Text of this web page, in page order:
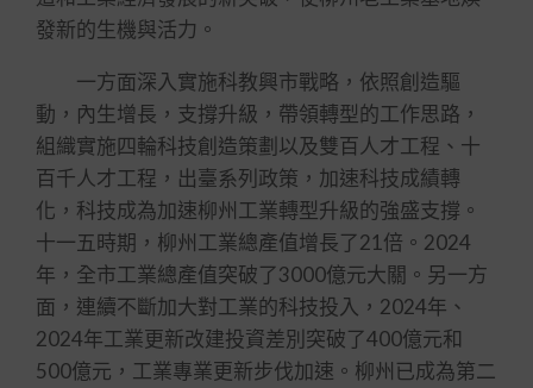
發新的生機與活力。
一方面深入實施科教興市戰略，依照創造驅
動，內生增長，支撐升級，帶領轉型的工作思路，
組織實施四輪科技創造策劃以及雙百人才工程、十
百千人才工程，出臺系列政策，加速科技成績轉
化，科技成為加速柳州工業轉型升級的強盛支撐。
十一五時期，柳州工業總產值增長了21倍。2024
年，全市工業總產值突破了3000億元大關。另一方
面，連續不斷加大對工業的科技投入，2024年、
2024年工業更新改建投資差別突破了400億元和
500億元，工業專業更新步伐加速。柳州已成為第二